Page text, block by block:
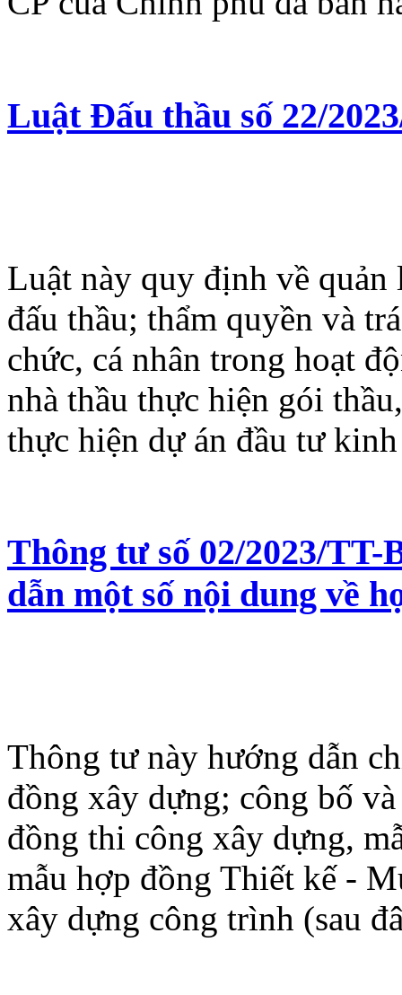
Luật Đấu thầu số 22/
Luật này quy định về
đấu thầu; thẩm quyền và
chức, cá nhân trong hoạt
nhà thầu thực hiện gói
thực hiện dự án đầu tư
Thông tư số 02/2023/
dẫn một số nội dung về
Thông tư này hướng dẫn
đồng xây dựng; công bố
đồng thi công xây dựng,
mẫu hợp đồng Thiết kế -
xây dựng công trình (sau